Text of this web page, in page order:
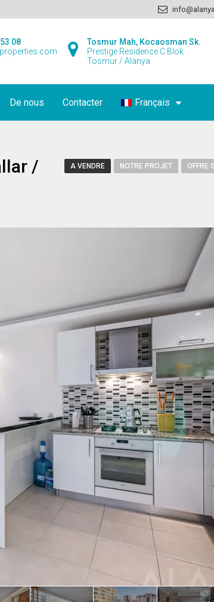
Tosmur Mah, Kocaosman Sk.
Prestige Residence C Blok
Tosmur / Alanya
08
De nous Contacter Français
/
A VENDRE NOTRE PROJET OFFRE